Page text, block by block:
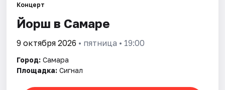
Площадки
Артисты
Рейтинги
Концерт
Йорш в Самаре
9 октября 2026 • пятница • 19:00
Город: Самара
Площадка: Сигнал